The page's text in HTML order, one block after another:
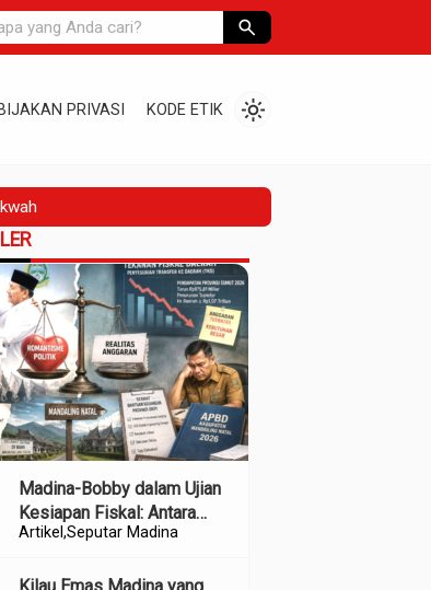
search
PRIVASI KODE ETIK light_mode
Artikel Seputar Madina
Madina-Bobby dalam Ujian
Kesiapan Fiskal: Antara
Kedekatan Politik dan